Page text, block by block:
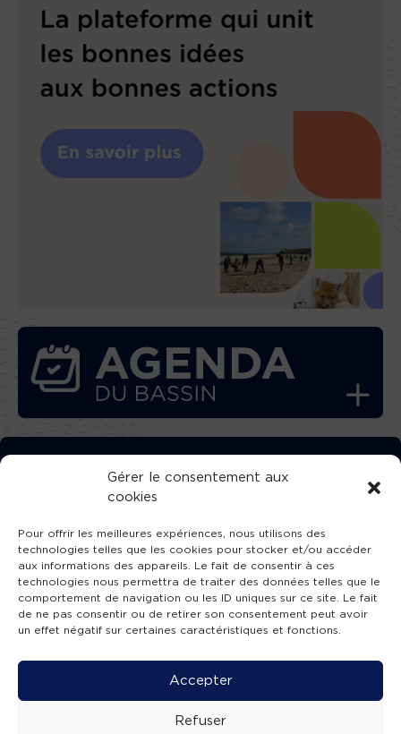
Gérer le consentement aux
cookies
Pour offrir les meilleures expériences, nous utilisons des
technologies telles que les cookies pour stocker et/ou accéder
aux informations des appareils. Le fait de consentir à ces
technologies nous permettra de traiter des données telles que le
comportement de navigation ou les ID uniques sur ce site. Le fait
de ne pas consentir ou de retirer son consentement peut avoir
un effet négatif sur certaines caractéristiques et fonctions.
Accepter
Refuser
TÉLÉCHARGEZ GRATUITEMENT
L’APPLICATION TVBA !
SUIVEZ-NOUS !
Mentions légales -Accessibilité